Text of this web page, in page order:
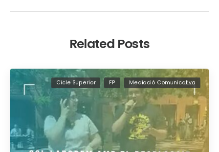
Related Posts
Cicle Superior FP Mediació Comunicativa